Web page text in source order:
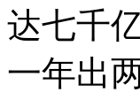
达七千
一年出